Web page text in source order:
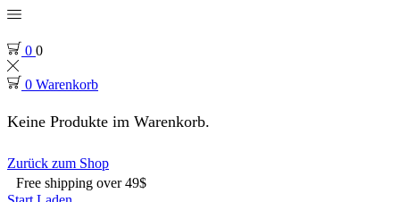
0 0
0 Warenkorb
Keine Produkte im Warenkorb.
Zurück zum Shop
Free shipping over 49$